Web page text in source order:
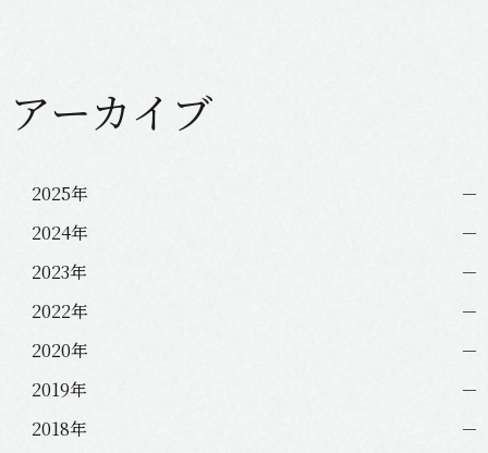
アーカイブ
2025年
2024年
2023年
2022年
2020年
2019年
2018年